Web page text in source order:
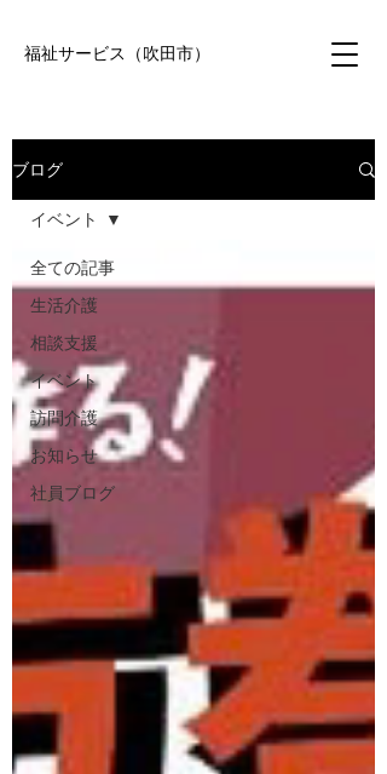
福祉サービス（吹田市）
ブログ
全ての記事
生活介護
相談支援
イベント
訪問介護
お知らせ
社員ブログ
イベント